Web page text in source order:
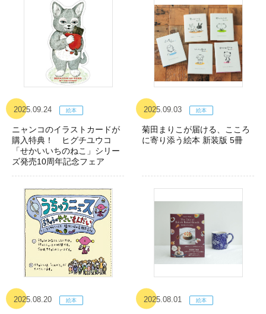
2025.09.24
ニャンコのイラストカードが
購入特典！ ヒグチユウコ
「せかいいちのねこ」シリー
ズ発売10周年記念フェア
2025.09.03
菊田まりこが届ける、こころ
に寄り添う絵本 新装版 5冊
2025.08.20 2025.08.01